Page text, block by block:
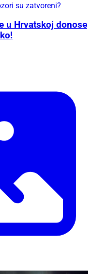
su zatvoreni?
u Hrvatskoj donose